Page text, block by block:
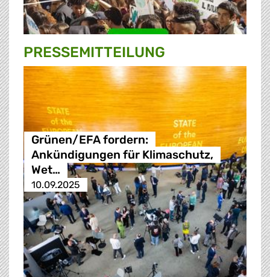
PRESSE­MITTEILUNG
Grünen/EFA fordern:
Ankündigungen für Klimaschutz,
Wet…
10.09.2025